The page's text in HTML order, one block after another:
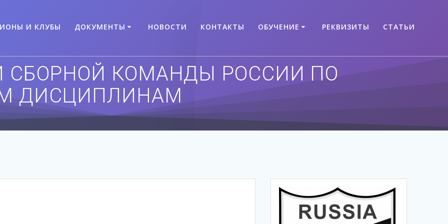
И КЛУБЫ ДОКУМЕНТЫ НОВОСТИ КОНТАКТЫ ОБУЧЕНИЕ РЕКВИЗИТЫ СТАТЬИ
СБОРНОЙ КОМАНДЫ РОССИИ ПО
ДИСЦИПЛИНАМ